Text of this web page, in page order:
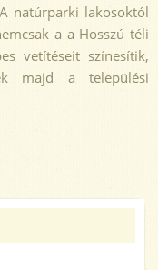
natúrparki lakosoktól
a a Hosszú téli
vetítéseit színesítik,
majd a települési